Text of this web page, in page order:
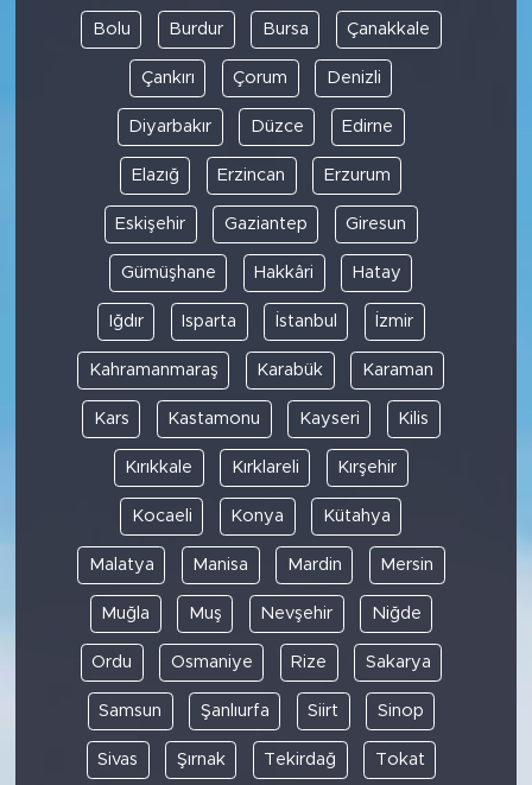
Bolu Burdur Bursa Çanakkale
Çankırı Çorum Denizli
Diyarbakır Düzce Edirne
Elazığ Erzincan Erzurum
Eskişehir Gaziantep Giresun
Gümüşhane Hakkâri Hatay
Iğdır Isparta İstanbul İzmir
Kahramanmaraş Karabük Karaman
Kars Kastamonu Kayseri Kilis
Kırıkkale Kırklareli Kırşehir
Kocaeli Konya Kütahya
Malatya Manisa Mardin Mersin
Muğla Muş Nevşehir Niğde
Ordu Osmaniye Rize Sakarya
Samsun Şanlıurfa Siirt Sinop
Sivas Şırnak Tekirdağ Tokat